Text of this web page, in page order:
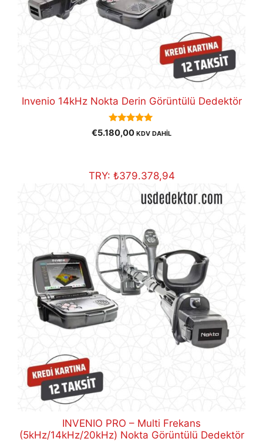
Invenio 14kHz Nokta Derin Görüntülü Dedektör
5.00
out of 5
€5.180,00 KDV DAHİL
TRY: ₺379.378,94
INVENIO PRO – Multi Frekans
(5kHz/14kHz/20kHz) Nokta Görüntülü Dedektör